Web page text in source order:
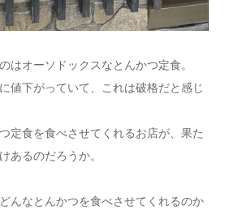
はオーソドックスなとんかつ定食。
値下がっていて、これは破格だと感じ
定食を食べさせてくれるお店が、果た
あるのだろうか。
んなとんかつを食べさせてくれるのか